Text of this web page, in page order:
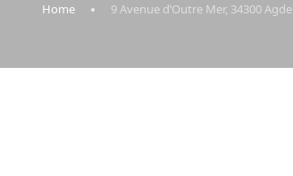
Home 9 Avenue d’Outre Mer, 34300 Agde